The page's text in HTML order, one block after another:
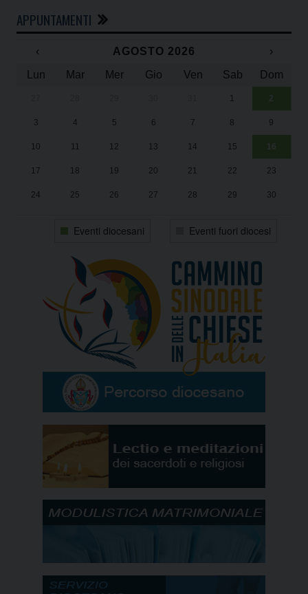
APPUNTAMENTI
‹ AGOSTO 2026
›
Lun
Mar Mer Gio Ven Sab Dom
1 2
3 4 5 6 7 8 9
10 11 12 13 14 15 16
17 18 19 20 21 22 23
24 25 26 27 28 29 30
Eventi diocesani Eventi fuori diocesi